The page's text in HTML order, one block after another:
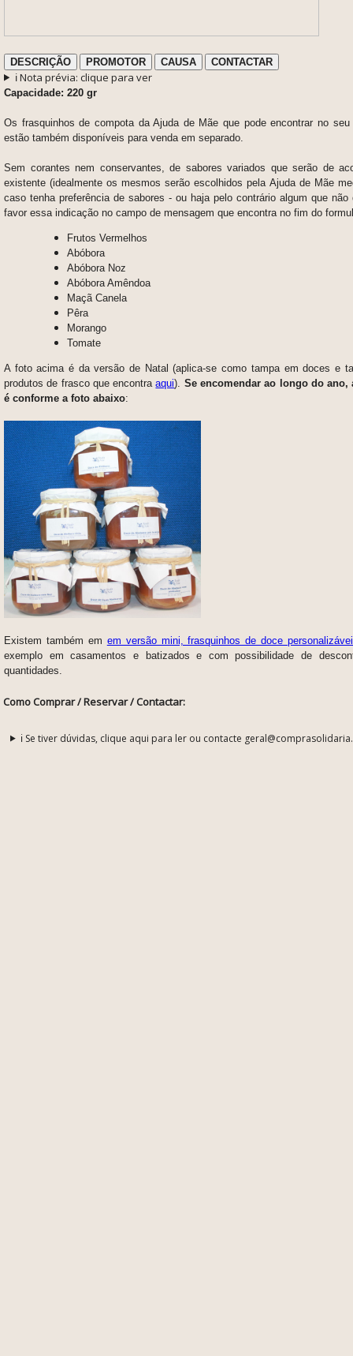
DESCRIÇÃO PROMOTOR CAUSA CONTACTAR
ℹ️ Nota prévia: clique para ver
Capacidade: 220 gr
Os frasquinhos de compota da Ajuda de Mãe que pode encontrar no
estão também disponíveis para venda em separado.
Sem corantes nem conservantes, de sabores variados que serão de
existente (idealmente os mesmos serão escolhidos pela Ajuda de Mãe
caso tenha preferência de sabores - ou haja pelo contrário algum que não
favor essa indicação no campo de mensagem que encontra no fim do
Frutos Vermelhos
Abóbora
Abóbora Noz
Abóbora Amêndoa
Maçã Canela
Pêra
Morango
Tomate
A foto acima é da versão de Natal (aplica-se como tampa em doces e
produtos de frasco que encontraaqui). Se encomendar ao longo do ano,
é conforme a foto abaixo:
Existem também em em versão mini, frasquinhos de doce
exemplo em casamentos e batizados e com possibilidade de
quantidades.
Como Comprar / Reservar / Contactar:
ℹ️ Se tiver dúvidas, clique aqui para ler ou contacte